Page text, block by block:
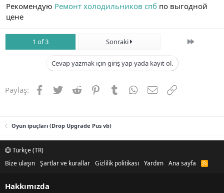
Рекомендую Ремонт холодильников спб по выгодной
цене
1 of 3 Sonraki Son
Cevap yazmak için giriş yap yada kayıt ol.
Paylaş: Facebook
TwitterReddit PinterestTumblrWhatsApp
E-postaLink
Oyun ipuçları (Drop Upgrade Pus vb)
Türkçe (TR)
Bize ulaşın Şartlar ve kurallar Gizlilik politikası Yardım Ana sayfa
R
Hakkımızda